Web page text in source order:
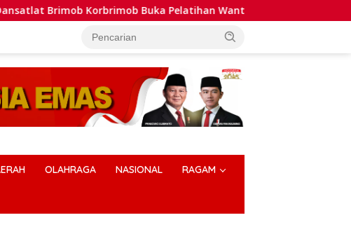
Buka Pelatihan Wanteror Lanjutan dan Tactical Medic 2026
OLAHRAGA NASIONAL RAGAM